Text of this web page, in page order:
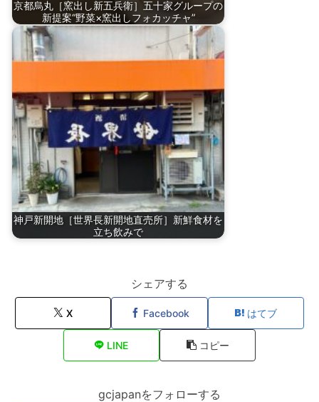
京都烏丸［窯出し新五兵衛］五十家グループの
新提案“野菜×窯出しフォカッチャ”
神戸新開地［世界長新開地直売所］新鮮食材を
立ち飲みで
シェアする
X Facebook はてブ
LINE コピー
gcjapanをフォローする